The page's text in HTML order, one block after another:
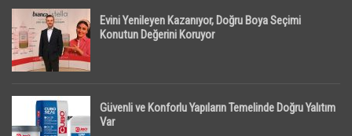
Evini Yenileyen Kazanıyor, Doğru Boya Seçimi
Konutun Değerini Koruyor
Güvenli ve Konforlu Yapıların Temelinde Doğru Yalıtım
Var